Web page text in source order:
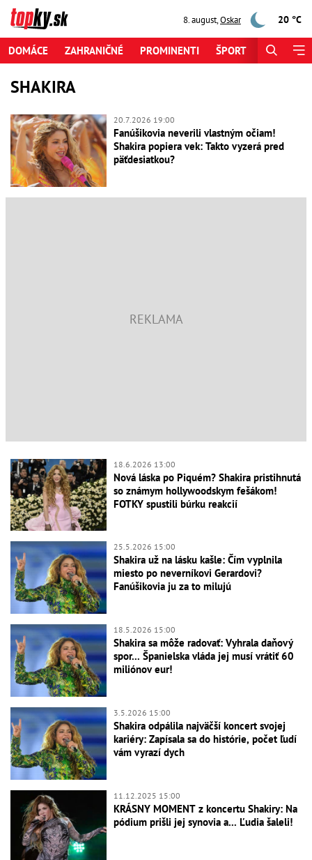
8. august,Oskar 20 °C
DOMÁCE ZAHRANIČNÉ PROMINENTI ŠPORT
SHAKIRA
20.7.2026 19:00
Fanúšikovia neverili vlastným očiam!
Shakira popiera vek: Takto vyzerá pred
päťdesiatkou?
18.6.2026 13:00
Nová láska po Piquém? Shakira pristihnutá
so známym hollywoodskym fešákom!
FOTKY spustili búrku reakcií
25.5.2026 15:00
Shakira už na lásku kašle: Čím vyplnila
miesto po neverníkovi Gerardovi?
Fanúšikovia ju za to milujú
18.5.2026 15:00
Shakira sa môže radovať: Vyhrala daňový
spor... Španielska vláda jej musí vrátiť 60
miliónov eur!
3.5.2026 15:00
Shakira odpálila najväčší koncert svojej
kariéry: Zapísala sa do histórie, počet ľudí
vám vyrazí dych
11.12.2025 15:00
KRÁSNY MOMENT z koncertu Shakiry: Na
pódium prišli jej synovia a... Ľudia šaleli!